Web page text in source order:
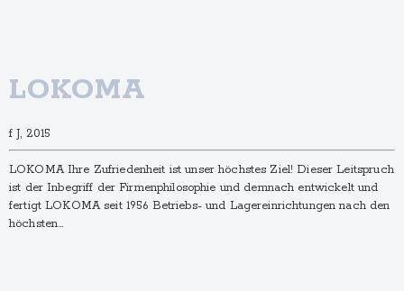
LOKOMA
f J, 2015
LOKOMA Ihre Zufriedenheit ist unser höchstes Ziel! Dieser Leitspruch
ist der Inbegriff der Firmenphilosophie und demnach entwickelt und
fertigt LOKOMA seit 1956 Betriebs- und Lagereinrichtungen nach den
höchsten…